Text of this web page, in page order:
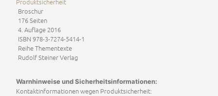
Broschur
176Seiten
4. Auflage 2016
ISBN 978-3-7274-5414-1
Reihe Thementexte
Rudolf Steiner Verlag
Warnhinweise und Sicherheitsinformationen:
Kontaktinformationen wegen Produktsicherheit: